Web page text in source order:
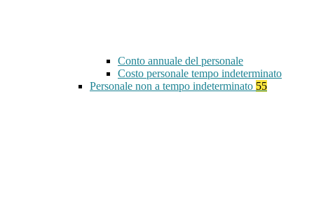
Conto annuale del personale
Costo personale tempo indeterminato
Personale non a tempo indeterminato 55